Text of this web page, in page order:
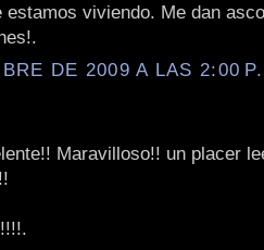
estamos viviendo. Me dan
DE 2009 A LAS 2:00
Maravilloso!! un placer